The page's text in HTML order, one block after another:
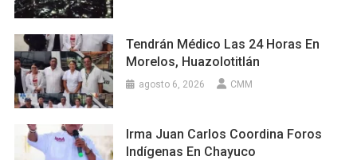
Tendrán Médico Las 24 Horas En
Morelos, Huazolotitlán
agosto 6, 2026 CMM
Irma Juan Carlos Coordina Foros
Indígenas En Chayuco